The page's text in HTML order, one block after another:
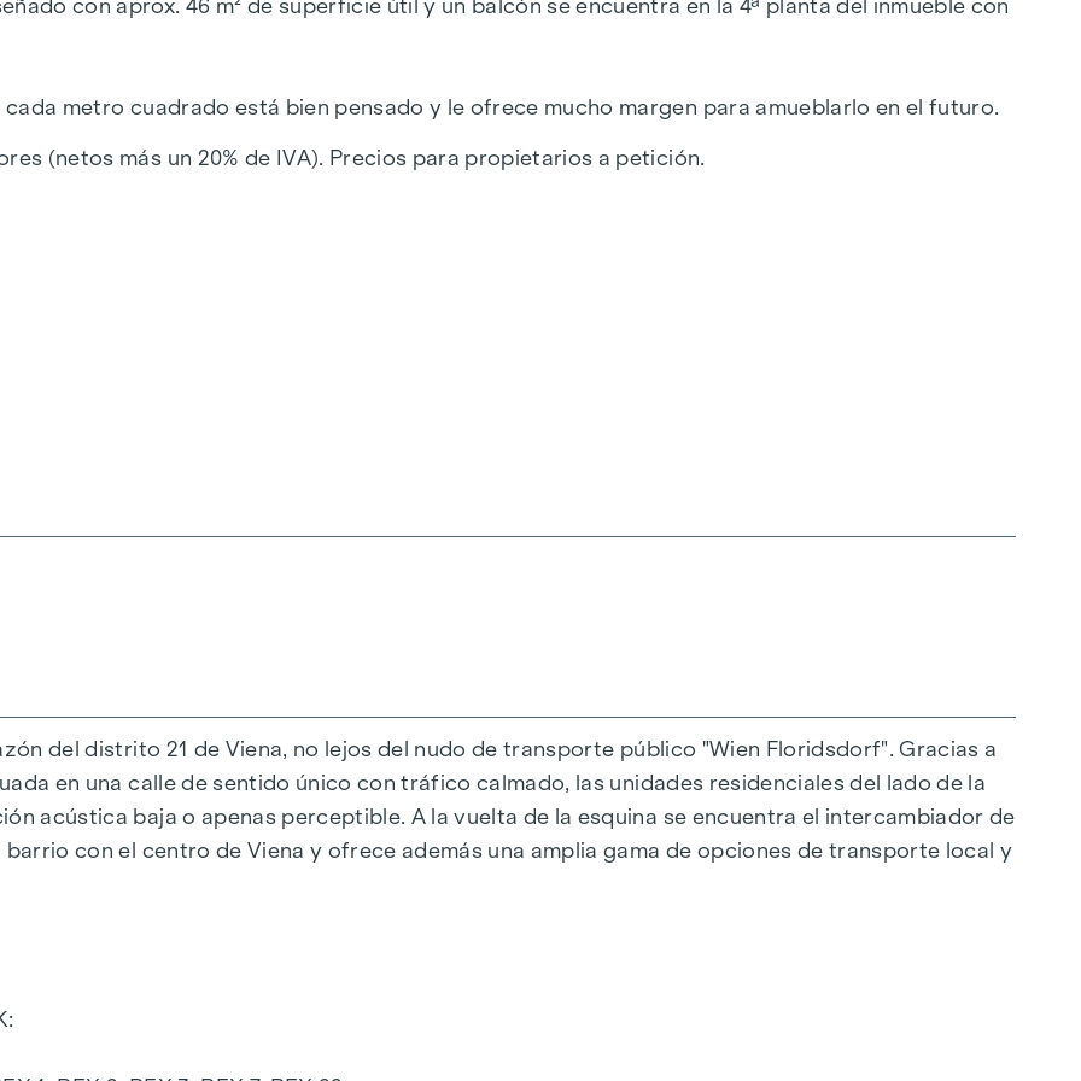
con aprox. 46 m² de superficie útil y un balcón se encuentra en la 4ª planta del inmueble con
metro cuadrado está bien pensado y le ofrece mucho margen para amueblarlo en el futuro.
(netos más un 20% de IVA). Precios para propietarios a petición.
de baño y al balcón
unidireccional de tráfico calmado "Fahrbachgasse", que se funde a la perfección con la zona de
confiere al inmueble un cierto encanto con todas sus ventajas.
con triple acristalamiento aislante
de alta calidad procedente de Austria
tensión
web del proyecto
del distrito 21 de Viena, no lejos del nudo de transporte público "Wien Floridsdorf". Gracias a
en una calle de sentido único con tráfico calmado, las unidades residenciales del lado de la
acústica baja o apenas perceptible. A la vuelta de la esquina se encuentra el intercambiador de
con el centro de Viena y ofrece además una amplia gama de opciones de transporte local y